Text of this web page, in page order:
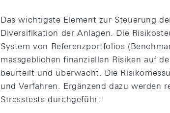
Das wichtigste Element zur Steuerung
Diversifikation der Anlagen. Die
System von Referenzportfolios
massgeblichen finanziellen Risiken auf
beurteilt und überwacht. Die
und Verfahren. Ergänzend dazu werden
Stresstests durchgeführt.